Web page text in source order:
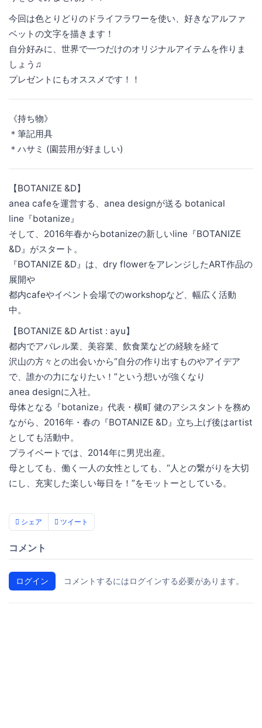
今回は色とりどりのドライフラワーを使い、好きなアルファ
ベットの文字を描きます！
自分好みに、世界で一つだけのオリジナルアイテムを作りま
しょう♫
プレゼントにもオススメです！！
《持ち物》
＊筆記用具
＊ハサミ (園芸用が好ましい)
【BOTANIZE &D】
anea cafeを運営する、anea designが送る botanical
line『botanize』
そして、2016年春からbotanizeの新しいline『BOTANIZE
&D』がスタート。
『BOTANIZE &D』は、dry flowerをアレンジしたART作品の
展開や
都内cafeやイベント会場でのworkshopなど、幅広く活動
中。
【BOTANIZE &D Artist : ayu】
都内でアパレル業、美容業、飲食業などの経験を経て
沢山の方々との出会いから“自分の作り出すものやアイデア
で、誰かの力になりたい！”という想いが強くなり
anea designに入社。
母体となる『botanize』代表・横町 健のアシスタントを務め
ながら、2016年・春の『BOTANIZE &D』立ち上げ後はartist
としても活動中。
プライベートでは、2014年に男児出産。
母としても、働く一人の女性としても、“人との繋がりを大切
にし、充実した楽しい毎日を！”をモットーとしている。
シェア ツイート
コメント
ログイン コメントするにはログインする必要があります。